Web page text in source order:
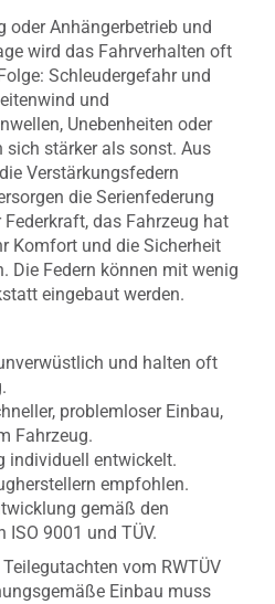
oder Anhängerbetrieb und
wird das Fahrverhalten oft
Schleudergefahr und
und
Unebenheiten oder
sich stärker als sonst. Aus
Verstärkungsfedern
die Serienfederung
das Fahrzeug hat
Komfort und die Sicherheit
Die Federn können mit wenig
eingebaut werden.
und halten oft
problemloser Einbau,
Fahrzeug.
individuell entwickelt.
empfohlen.
gemäß den
ISO 9001 und TÜV.
vom RWTÜV
Einbau muss